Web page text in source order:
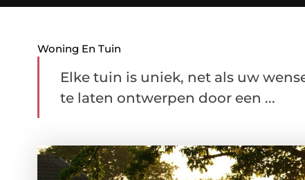
Woning En Tuin
Elke tuin is uniek, net als uw
te laten ontwerpen door een ...